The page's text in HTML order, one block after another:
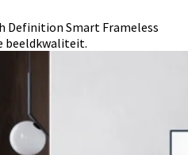
Definition Smart Frameless
beeldkwaliteit.